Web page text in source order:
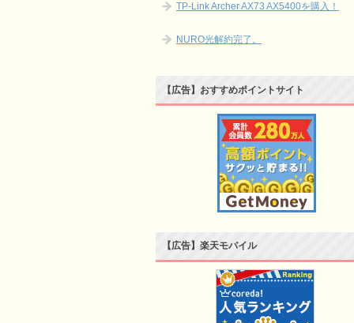
TP-Link Archer AX73 AX5400を購入！
NURO光解約完了。
【広告】おすすめポイントサイト
【広告】楽天モバイル